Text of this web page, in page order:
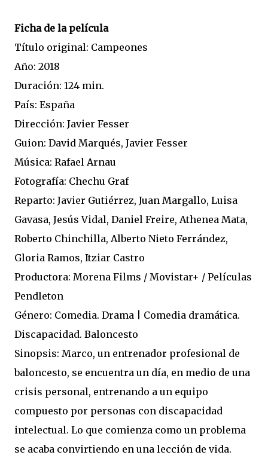
Ficha de la película
Título original: Campeones
Año: 2018
Duración: 124 min.
País: España
Dirección: Javier Fesser
Guion: David Marqués, Javier Fesser
Música: Rafael Arnau
Fotografía: Chechu Graf
Reparto: Javier Gutiérrez, Juan Margallo, Luisa
Gavasa, Jesús Vidal, Daniel Freire, Athenea Mata,
Roberto Chinchilla, Alberto Nieto Ferrández,
Gloria Ramos, Itziar Castro
Productora: Morena Films / Movistar+ / Películas
Pendleton
Género: Comedia. Drama | Comedia dramática.
Discapacidad. Baloncesto
Sinopsis: Marco, un entrenador profesional de
baloncesto, se encuentra un día, en medio de una
crisis personal, entrenando a un equipo
compuesto por personas con discapacidad
intelectual. Lo que comienza como un problema
se acaba convirtiendo en una lección de vida.